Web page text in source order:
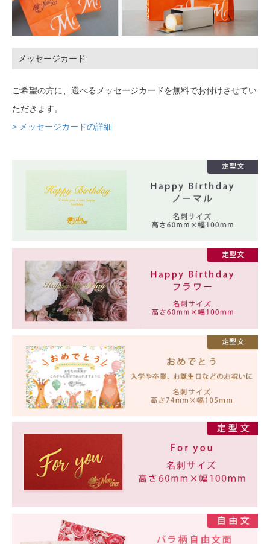
メッセージカード
ご希望の方に、選べるメッセージカードを無料でお付けさせてい
ただきます。
> メッセージカードの詳細